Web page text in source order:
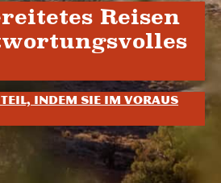
Reisen
indem Sie im Voraus